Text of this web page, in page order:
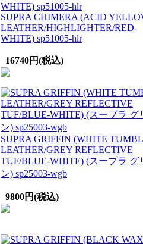
SUPRA CHIMERA (ACID
LEATHER/HIGHLIGHTER/RED-
WHITE) sp51005-hlr
16740円(税込)
SUPRA GRIFFIN (WHITE
LEATHER/GREY REFLECTIVE
TUF/BLUE-WHITE) (スープラ グ
ン) sp25003-wgb
9800円(税込)